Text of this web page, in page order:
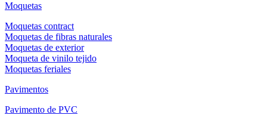
Moquetas
Moquetas contract
Moquetas de fibras naturales
Moquetas de exterior
Moqueta de vinilo tejido
Moquetas feriales
Pavimentos
Pavimento de PVC